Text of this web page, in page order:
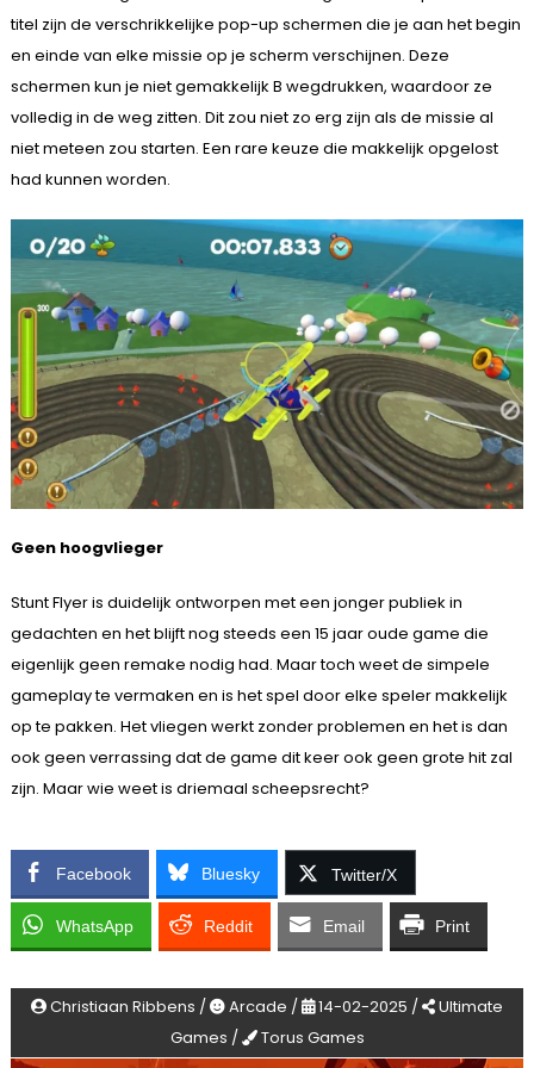
titel zijn de verschrikkelijke pop-up schermen die je aan het begin
en einde van elke missie op je scherm verschijnen. Deze
schermen kun je niet gemakkelijk B wegdrukken, waardoor ze
volledig in de weg zitten. Dit zou niet zo erg zijn als de missie al
niet meteen zou starten. Een rare keuze die makkelijk opgelost
had kunnen worden.
Geen hoogvlieger
Stunt Flyer is duidelijk ontworpen met een jonger publiek in
gedachten en het blijft nog steeds een 15 jaar oude game die
eigenlijk geen remake nodig had. Maar toch weet de simpele
gameplay te vermaken en is het spel door elke speler makkelijk
op te pakken. Het vliegen werkt zonder problemen en het is dan
ook geen verrassing dat de game dit keer ook geen grote hit zal
zijn. Maar wie weet is driemaal scheepsrecht?
Facebook Bluesky Twitter/X
WhatsApp Reddit Email Print
Christiaan Ribbens / Arcade / 14-02-2025 /
Ultimate
Games /
Torus Games